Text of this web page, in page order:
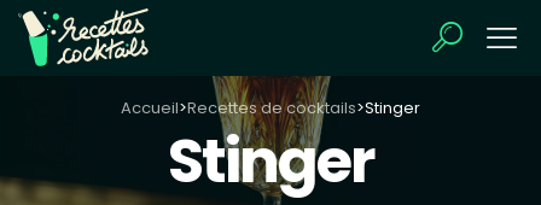
Accueil>Recettes de cocktails>Stinger
Stinger